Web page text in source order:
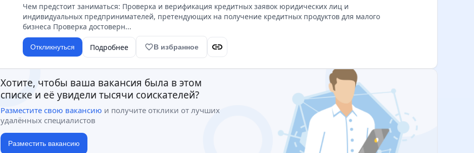
Чем предстоит заниматься: Проверка и верификация кредитных заявок юридических лиц и
индивидуальных предпринимателей, претендующих на получение кредитных продуктов для малого
бизнеса Проверка достоверн...
Откликнуться Подробнее favorite_borderВ избранное link
Хотите, чтобы ваша вакансия была в этом
списке и её увидели тысячи соискателей?
Разместите свою вакансию и получите отклики от лучших
удалённых специалистов
Разместить вакансию